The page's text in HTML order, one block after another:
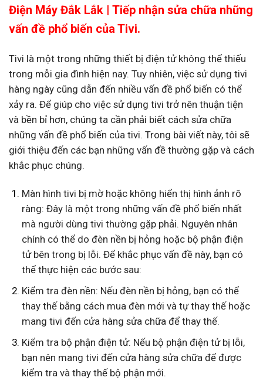
Điện Máy Đắk Lắk | Tiếp nhận sửa chữa những
vấn đề phổ biến của Tivi.
Tivi là một trong những thiết bị điện tử không thể thiếu
trong mỗi gia đình hiện nay. Tuy nhiên, việc sử dụng tivi
hàng ngày cũng dẫn đến nhiều vấn đề phổ biến có thể
xảy ra. Để giúp cho việc sử dụng tivi trở nên thuận tiện
và bền bỉ hơn, chúng ta cần phải biết cách sửa chữa
những vấn đề phổ biến của tivi. Trong bài viết này, tôi sẽ
giới thiệu đến các bạn những vấn đề thường gặp và cách
khắc phục chúng.
Màn hình tivi bị mờ hoặc không hiển thị hình ảnh rõ
ràng: Đây là một trong những vấn đề phổ biến nhất
mà người dùng tivi thường gặp phải. Nguyên nhân
chính có thể do đèn nền bị hỏng hoặc bộ phận điện
tử bên trong bị lỗi. Để khắc phục vấn đề này, bạn có
thể thực hiện các bước sau:
Kiểm tra đèn nền: Nếu đèn nền bị hỏng, bạn có thể
thay thế bằng cách mua đèn mới và tự thay thế hoặc
mang tivi đến cửa hàng sửa chữa để thay thế.
Kiểm tra bộ phận điện tử: Nếu bộ phận điện tử bị lỗi,
bạn nên mang tivi đến cửa hàng sửa chữa để được
kiểm tra và thay thế bộ phận mới.